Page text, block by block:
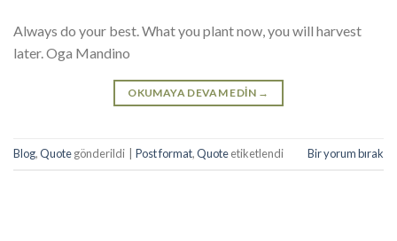
Always do your best. What you plant now, you will harvest
later. Oga Mandino
OKUMAYA DEVAM EDIN →
Blog,Quotegönderildi Post format,Quoteetiketlendi Bir yorum bırak